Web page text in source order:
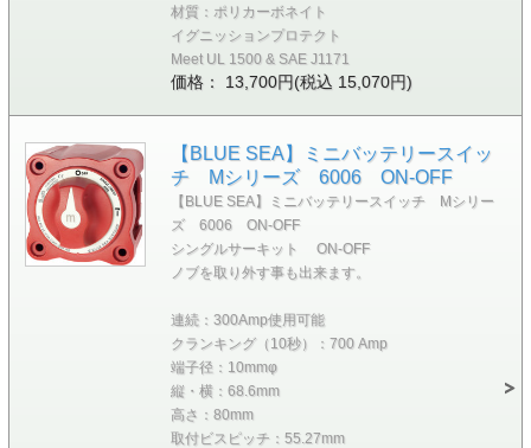
材質：ポリカーボネイト
イグニッションプロテクト
Meet UL 1500 & SAE J1171
価格： 13,700円(税込 15,070円)
【BLUE SEA】ミニバッテリースイッ
チ Mシリーズ 6006 ON-OFF
【BLUE SEA】ミニバッテリースイッチ Mシリー
ズ 6006 ON-OFF
シングルサーキット ON-OFF
ノブを取り外す事も出来ます。
連続：300Amp使用可能
クランキング（10秒）：700 Amp
端子径：10mmφ
縦・横：68.6mm
高さ：80mm
取付ビスピッチ：55.27mm